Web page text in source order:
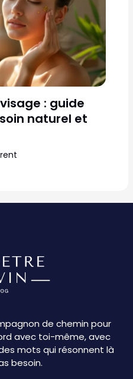
: guide
naturel et
de chemin pour
avec toi-même, avec
mots qui résonnent là
besoin.